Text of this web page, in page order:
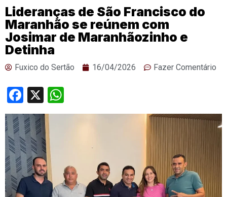
Lideranças de São Francisco do
Maranhão se reúnem com
Josimar de Maranhãozinho e
Detinha
Fuxico do Sertão 16/04/2026 Fazer Comentário
Facebook
X